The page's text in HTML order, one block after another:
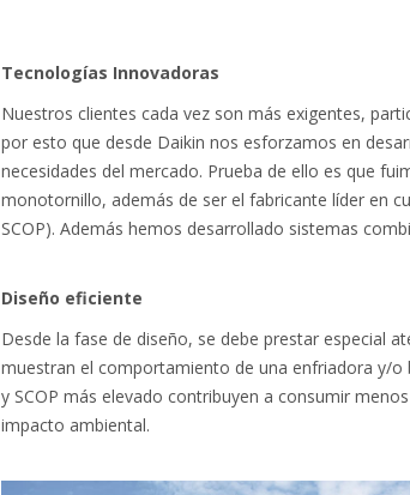
Tecnologías Innovadoras
Nuestros clientes cada vez son más exigentes,
por esto que desde Daikin nos esforzamos en
necesidades del mercado. Prueba de ello es que
monotornillo, además de ser el fabricante líder en
SCOP). Además hemos desarrollado sistemas
Diseño eficiente
Desde la fase de diseño, se debe prestar especial
muestran el comportamiento de una enfriadora y/o
y SCOP más elevado contribuyen a consumir
impacto ambiental.